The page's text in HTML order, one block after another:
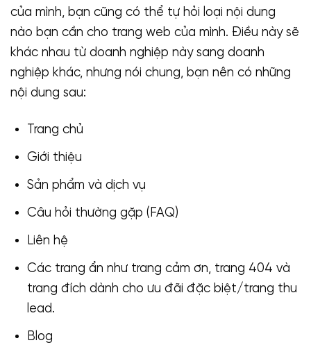
của mình, bạn cũng có thể tự hỏi loại nội dung
nào bạn cần cho trang web của mình. Điều này sẽ
khác nhau từ doanh nghiệp này sang doanh
nghiệp khác, nhưng nói chung, bạn nên có những
nội dung sau:
Trang chủ
Giới thiệu
Sản phẩm và dịch vụ
Câu hỏi thường gặp (FAQ)
Liên hệ
Các trang ẩn như trang cảm ơn, trang 404 và
trang đích dành cho ưu đãi đặc biệt/trang thu
lead.
Blog